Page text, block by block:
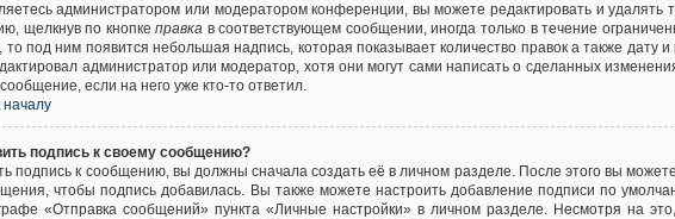
администратором или модератором конференции, вы можете редактировать и
щелкнув по кнопкеправка в соответствующем сообщении, иногда только в течение
под ним появится небольшая надпись, которая показывает количество правок а также дату
администратор или модератор, хотя они могут сами написать о сделанных
если на него уже кто-то ответил.
началу
подпись к своему сообщению?
подпись к сообщению, вы должны сначала создать её в личном разделе. После этого вы
чтобы подпись добавилась. Вы также можете настроить добавление подписи по
«Отправка сообщений» пункта «Личные настройки» в личном разделе. Несмотря на